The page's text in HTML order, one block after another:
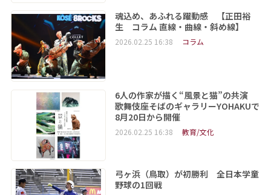
魂込め、あふれる躍動感 【正田裕
生 コラム 直線・曲線・斜め線】
2026.02.25 16:38 コラム
6人の作家が描く“風景と猫”の共演
歌舞伎座そばのギャラリーYOHAKUで
8月20日から開催
2026.02.25 16:38 教育/文化
弓ヶ浜（鳥取）が初勝利 全日本学童
野球の1回戦